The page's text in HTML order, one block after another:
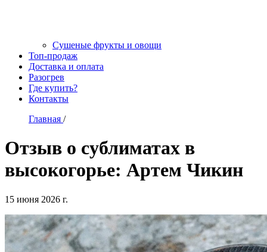
Сушеные фрукты и овощи
Топ-продаж
Доставка и оплата
Разогрев
Где купить?
Контакты
Главная /
Отзыв о сублиматах в
высокогорье: Артем Чикин
15 июня 2026 г.